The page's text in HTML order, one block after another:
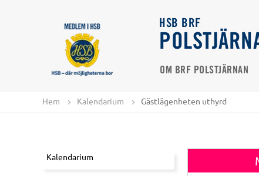
HSB BRF
OM BRF POLSTJÄRNAN
Hem Kalendarium Gästlägenheten uthyrd
Kalendarium